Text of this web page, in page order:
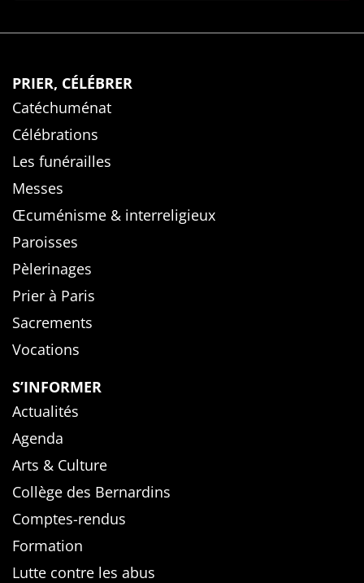
PRIER, CÉLÉBRER
Catéchuménat
Célébrations
Les funérailles
Messes
Œcuménisme & interreligieux
Paroisses
Pèlerinages
Prier à Paris
Sacrements
Vocations
S’INFORMER
Actualités
Agenda
Arts & Culture
Collège des Bernardins
Comptes-rendus
Formation
Lutte contre les abus